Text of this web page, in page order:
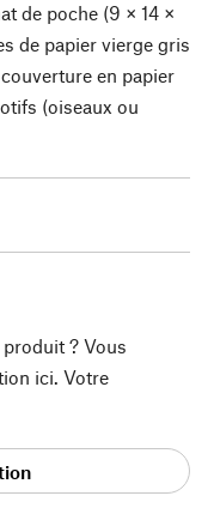
de poche (9 × 14 ×
de papier vierge gris
en papier
(oiseaux ou
? Vous
ici. Votre